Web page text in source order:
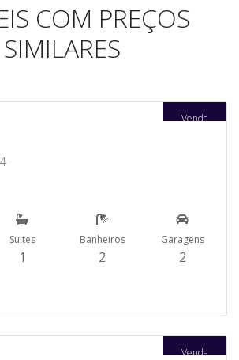
COM PREÇOS
SIMILARES
Venda
Suites
1
Banheiros
2
Garagens
2
Venda